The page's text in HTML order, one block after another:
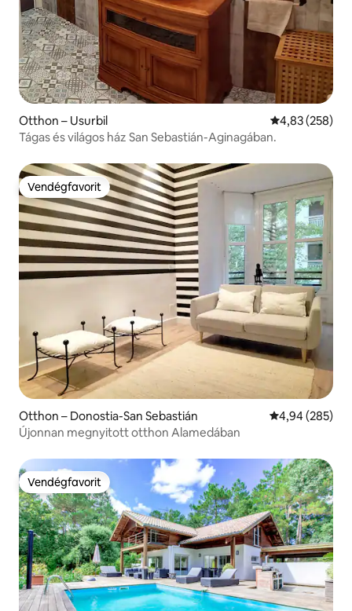
Otthon – Usurbil Átlagos
4,83 (258)
Tágas és világos ház San Sebastián-Aginagában.
Vendégfavorit
Vendégfavorit
Otthon – Donostia-San Sebastián Átlagos
4,94 (285)
Újonnan megnyitott otthon Alamedában
Vendégfavorit
Vendégfavorit